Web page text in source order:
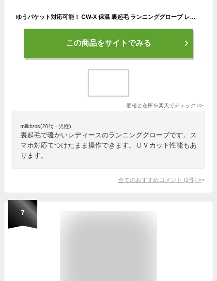
ゆうパケット対応可能！ CW-X 保温 裏起毛 ランニンググローブ レディース スマホ対応 手袋 グローブ スマートフォン対応 UVカット 防寒 スポーツ ランニング ジョギング マラソン アクセサリー cwx ワコール Wacoal HYY540
この商品をサイトでみる
価格と在庫を楽天でチェック >>
milkbros(20代・男性)
裏起毛で暖かいレディースのランニンググローブです。ス
マホ対応てつけたまま操作できます。ＵＶカット性能もあ
ります。
全てのおすすめコメント (2件) >
7